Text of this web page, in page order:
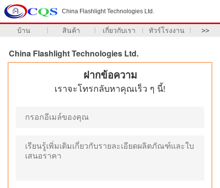
China Flashlight Technologies Ltd.
บ้าน สินค้า เกี่ยวกับเรา ทัวร์โรงงาน >>
China Flashlight Technologies Ltd.
ฝากข้อความ
เราจะโทรกลับหาคุณเร็ว ๆ นี้!